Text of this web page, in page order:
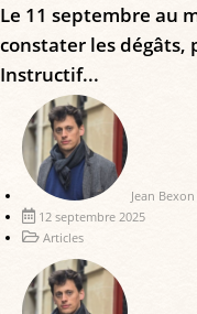
Le 11 septembre au
constater les dégâts,
Instructif...
Jean Bexon
12 septembre 2025
Articles